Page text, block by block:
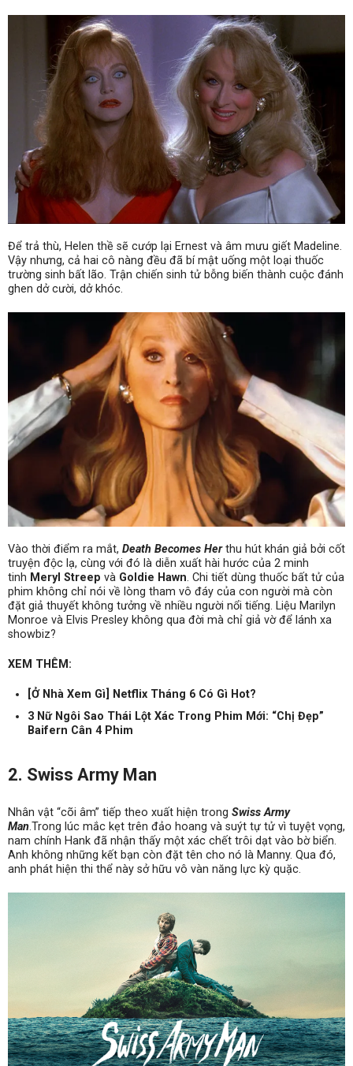
Để trả thù, Helen thề sẽ cướp lại Ernest và âm mưu giết Madeline.
Vậy nhưng, cả hai cô nàng đều đã bí mật uống một loại thuốc
trường sinh bất lão. Trận chiến sinh tử bỗng biến thành cuộc đánh
ghen dở cười, dở khóc.
Vào thời điểm ra mắt, Death Becomes Her thu hút khán giả bởi cốt
truyện độc lạ, cùng với đó là diễn xuất hài hước của 2 minh
tinh Meryl Streep và Goldie Hawn. Chi tiết dùng thuốc bất tử của
phim không chỉ nói về lòng tham vô đáy của con người mà còn
đặt giả thuyết không tưởng về nhiều người nổi tiếng. Liệu Marilyn
Monroe và Elvis Presley không qua đời mà chỉ giả vờ để lánh xa
showbiz?
XEM THÊM:
[Ở Nhà Xem Gì] Netflix Tháng 6 Có Gì Hot?
3 Nữ Ngôi Sao Thái Lột Xác Trong Phim Mới: “Chị Đẹp”
Baifern Cân 4 Phim
2. Swiss Army Man
Nhân vật “cõi âm” tiếp theo xuất hiện trong Swiss Army
Man.Trong lúc mắc kẹt trên đảo hoang và suýt tự tử vì tuyệt vọng,
nam chính Hank đã nhận thấy một xác chết trôi dạt vào bờ biển.
Anh không những kết bạn còn đặt tên cho nó là Manny. Qua đó,
anh phát hiện thi thể này sở hữu vô vàn năng lực kỳ quặc.